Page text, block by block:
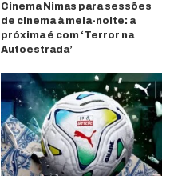
Cinema Nimas para sessões
de cinema à meia-noite: a
próxima é com ‘Terror na
Autoestrada’